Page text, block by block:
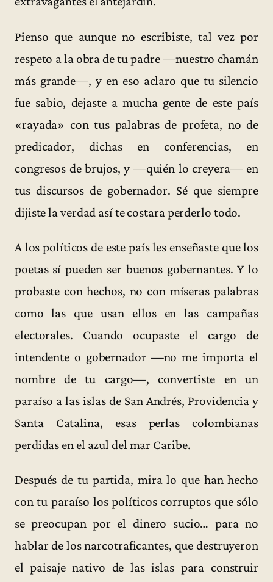
Pienso que aunque no escribiste, tal vez por
respeto a la obra de tu padre —nuestro chamán
más grande—, y en eso aclaro que tu silencio
fue sabio, dejaste a mucha gente de este país
«rayada» con tus palabras de profeta, no de
predicador, dichas en conferencias, en
congresos de brujos, y —quién lo creyera— en
tus discursos de gobernador. Sé que siempre
dijiste la verdad así te costara perderlo todo.
A los políticos de este país les enseñaste que los
poetas sí pueden ser buenos gobernantes. Y lo
probaste con hechos, no con míseras palabras
como las que usan ellos en las campañas
electorales. Cuando ocupaste el cargo de
intendente o gobernador —no me importa el
nombre de tu cargo—, convertiste en un
paraíso a las islas de San Andrés, Providencia y
Santa Catalina, esas perlas colombianas
perdidas en el azul del mar Caribe.
Después de tu partida, mira lo que han hecho
con tu paraíso los políticos corruptos que sólo
se preocupan por el dinero sucio… para no
hablar de los narcotraficantes, que destruyeron
el paisaje nativo de las islas para construir